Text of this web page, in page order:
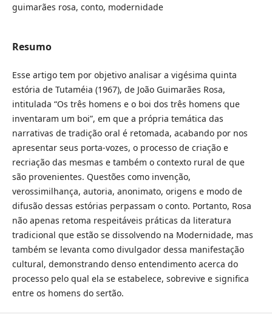
guimarães rosa, conto, modernidade
Resumo
Esse artigo tem por objetivo analisar a vigésima quinta
estória de Tutaméia (1967), de João Guimarães Rosa,
intitulada “Os três homens e o boi dos três homens que
inventaram um boi”, em que a própria temática das
narrativas de tradição oral é retomada, acabando por nos
apresentar seus porta-vozes, o processo de criação e
recriação das mesmas e também o contexto rural de que
são provenientes. Questões como invenção,
verossimilhança, autoria, anonimato, origens e modo de
difusão dessas estórias perpassam o conto. Portanto, Rosa
não apenas retoma respeitáveis práticas da literatura
tradicional que estão se dissolvendo na Modernidade, mas
também se levanta como divulgador dessa manifestação
cultural, demonstrando denso entendimento acerca do
processo pelo qual ela se estabelece, sobrevive e significa
entre os homens do sertão.